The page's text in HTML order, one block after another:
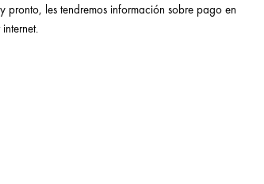
pronto, les tendremos información sobre pago en